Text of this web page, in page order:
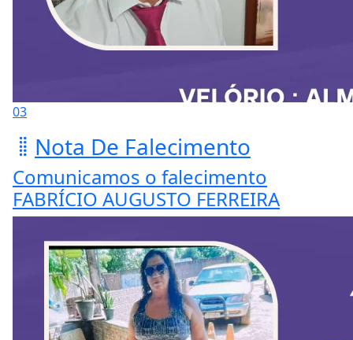
03
Nota De Falecimento
Comunicamos o falecimento
FABRÍCIO AUGUSTO FERREIRA